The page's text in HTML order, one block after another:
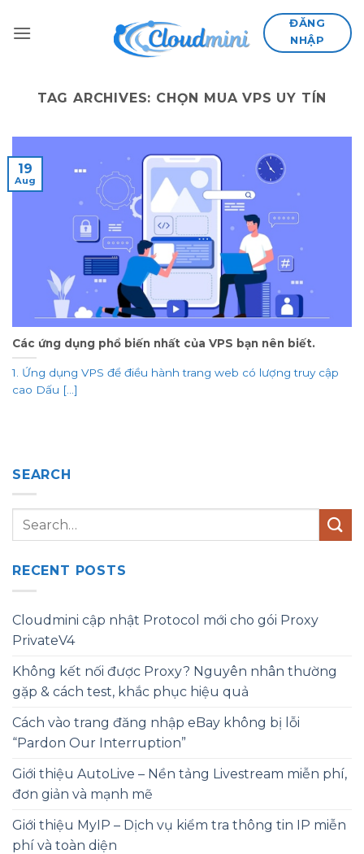
ĐĂNG
NHẬP
TAG ARCHIVES: CHỌN MUA VPS UY TÍN
Các ứng dụng phổ biến nhất của VPS bạn nên biết.
1. Ứng dụng VPS để điều hành trang web có lượng truy cập
cao Dấu [...]
19
Aug
SEARCH
RECENT POSTS
Cloudmini cập nhật Protocol mới cho gói Proxy
PrivateV4
Không kết nối được Proxy? Nguyên nhân thường
gặp & cách test, khắc phục hiệu quả
Cách vào trang đăng nhập eBay không bị lỗi
“Pardon Our Interruption”
Giới thiệu AutoLive – Nền tảng Livestream miễn phí,
đơn giản và mạnh mẽ
Giới thiệu MyIP – Dịch vụ kiểm tra thông tin IP miễn
phí và toàn diện